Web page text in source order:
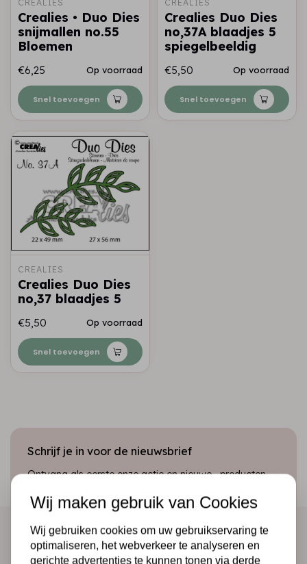
CREALIES
Crealies • Duo Dies
snijmallen no.55
Bloemen
€6,25 Op voorraad
Snel toevoegen
CREALIES
Crealies Duo Dies
no,37A blaadjes 5
spiegelbeeldig
€5,50 Op voorraad
Snel toevoegen
CREALIES
Crealies Duo Dies
no,37 blaadjes 5
€5,50 Op voorraad
Snel toevoegen
Schrijf je in voor de nieuwsbrief
Ontvang als eerste onze actie en nieuwe producten
direct in je mailbox!
Abonneer
Wij maken gebruik van Cookies
Wij gebruiken cookies om uw gebruikservaring te
optimaliseren, het webverkeer te analyseren en
gerichte advertenties te kunnen tonen via derde